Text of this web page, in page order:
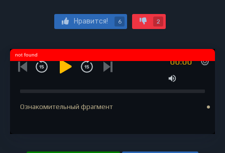
Нравится! 6 2
00:00
Ознакомительный фрагмент
not found